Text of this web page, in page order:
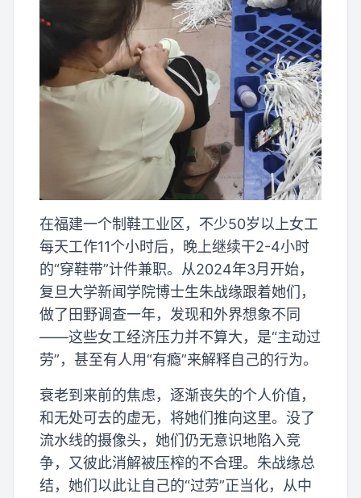
在福建一个制鞋工业区，不少50岁以上女工
每天工作11个小时后，晚上继续干2-4小时
的“穿鞋带”计件兼职。从2024年3月开始，
复旦大学新闻学院博士生朱战缘跟着她们，
做了田野调查一年，发现和外界想象不同
——这些女工经济压力并不算大，是“主动过
劳”，甚至有人用“有瘾”来解释自己的行为。
衰老到来前的焦虑，逐渐丧失的个人价值，
和无处可去的虚无，将她们推向这里。没了
流水线的摄像头，她们仍无意识地陷入竞
争，又彼此消解被压榨的不合理。朱战缘总
结，她们以此让自己的“过劳”正当化，从中